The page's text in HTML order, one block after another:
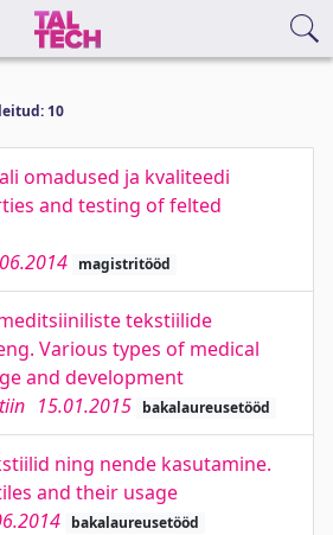
10
omadused ja kvaliteedi
and testing of felted
magistritööd
tekstiilide
Various types of medical
and development
15.01.2015 bakalaureusetööd
ning nende kasutamine.
and their usage
bakalaureusetööd